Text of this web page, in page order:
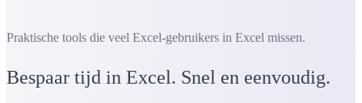
Praktische tools die veel Excel-gebruikers in Excel missen.
Bespaar tijd in Excel. Snel en eenvoudig.